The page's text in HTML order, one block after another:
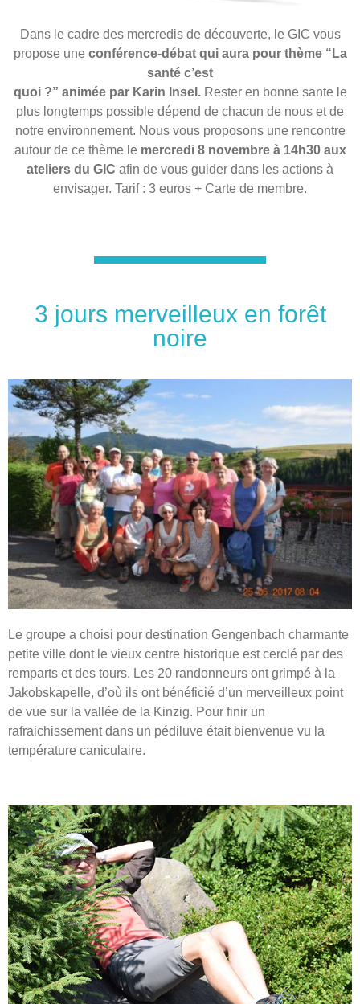
Dans le cadre des mercredis de découverte, le GIC vous
propose une conférence-débat qui aura pour thème “La
santé c’est
quoi ?” animée par Karin Insel.Rester en bonne sante le
plus longtemps possible dépend de chacun de nous et de
notre environnement. Nous vous proposons une rencontre
autour de ce thème le mercredi 8 novembre à 14h30 aux
ateliers du GIC afin de vous guider dans les actions à
envisager. Tarif : 3 euros + Carte de membre.
3 jours merveilleux en forêt
noire
Le groupe a choisi pour destination Gengenbach charmante
petite ville dont le vieux centre historique est cerclé par des
remparts et des tours. Les 20 randonneurs ont grimpé à la
Jakobskapelle, d’où ils ont bénéficié d’un merveilleux point
de vue sur la vallée de la Kinzig. Pour finir un
rafraichissement dans un pédiluve était bienvenue vu la
température caniculaire.